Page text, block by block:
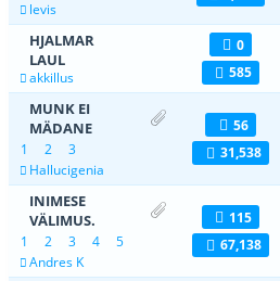
levis
HJALMAR
LAUL
akkillus
0
585
MUNK EI
MÄDANE
1 2
3
Hallucigenia
56
31,538
INIMESE
VÄLIMUS.
1 2 3 4
5
Andres K
115
67,138